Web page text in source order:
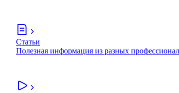
Статьи
Полезная информация из разных